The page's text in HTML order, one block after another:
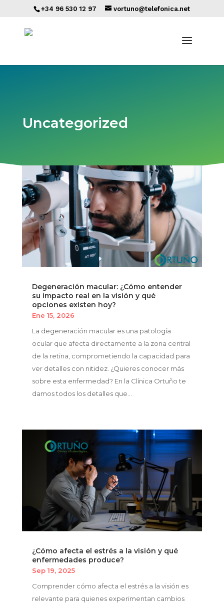
+34 96 530 12 97 vortuno@telefonica.net
Uncategorized
Degeneración macular: ¿Cómo entender
su impacto real en la visión y qué
opciones existen hoy?
Ene 15, 2026
La degeneración macular es una patología
ocular que afecta directamente a la zona central
de la retina, comprometiendo la capacidad para
ver detalles con nitidez. ¿Quieres conocer más
sobre esta enfermedad? En la Clínica Ortuño te
damos todos los detalles que...
¿Cómo afecta el estrés a la visión y qué
enfermedades produce?
Sep 19, 2025
Comprender cómo afecta el estrés a la visión es
relevante para quienes experimentan cambios